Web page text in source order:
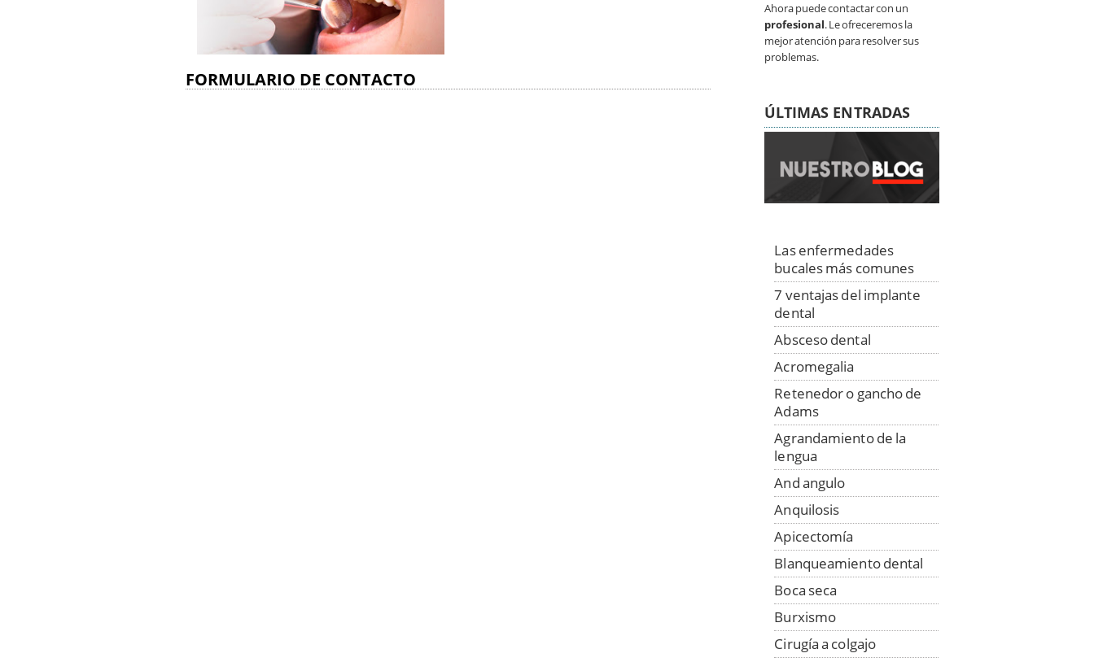
FORMULARIO DE CONTACTO
Ahora puede contactar con un
profesional. Le ofreceremos la
mejor atención para resolver sus
problemas.
ÚLTIMAS ENTRADAS
Las enfermedades
bucales más comunes
7 ventajas del implante
dental
Absceso dental
Acromegalia
Retenedor o gancho de
Adams
Agrandamiento de la
lengua
And angulo
Anquilosis
Apicectomía
Blanqueamiento dental
Boca seca
Burxismo
Cirugía a colgajo